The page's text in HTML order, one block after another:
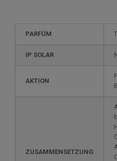
PARFÜM
IP SOLAR
AKTION
ZUSAMMENSETZUNG